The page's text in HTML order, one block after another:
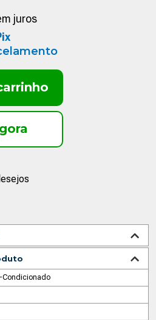
juros
Condicionado